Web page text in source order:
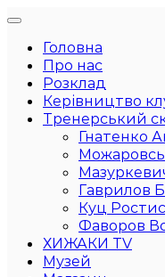
Головна
Про нас
Розклад
Керівництво
Тренерський
Гнатенко
Гаврилов
Куц
Фаворов
ХИЖАКИ TV
Музей